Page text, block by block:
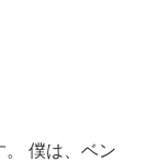
僕は、ベン